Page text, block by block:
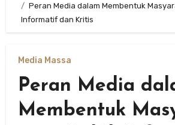
Peran Media dalam Membentuk
Informatif dan Kritis
Media Massa
Peran Media
Membentuk